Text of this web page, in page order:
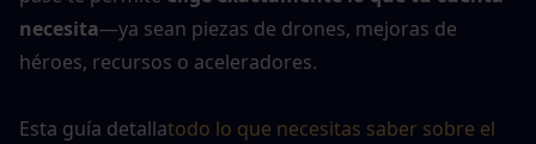
necesita—ya sean piezas de drones, mejoras de
héroes, recursos o aceleradores.
Esta guía detallatodo lo que necesitas saber sobre el